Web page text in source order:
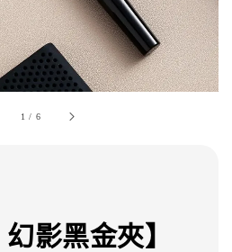
1 / 6
幻影黑金夾】